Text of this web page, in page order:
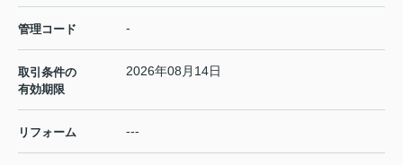
管理コード -
取引条件の
有効期限
2026年08月14日
リフォーム ---